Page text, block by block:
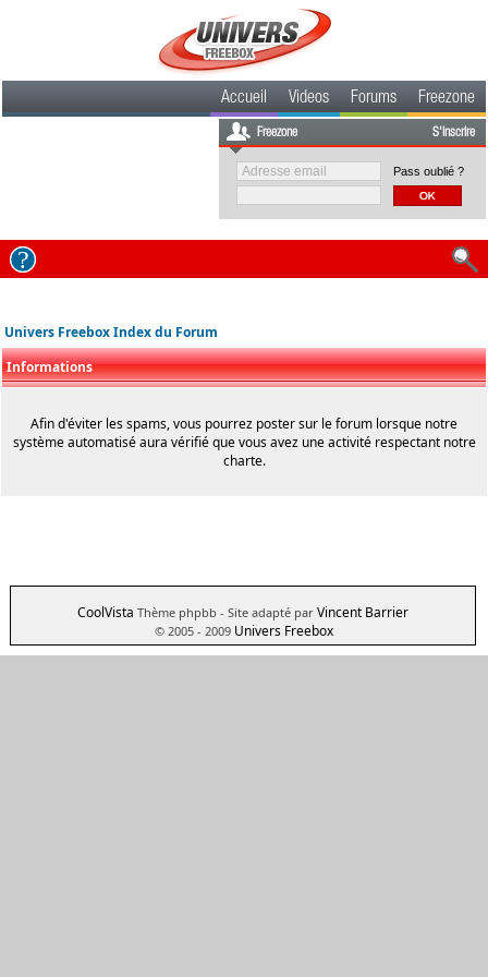
Accueil Videos Forums Freezone
Freezone S'inscrire
Pass oublié ?
Univers Freebox Index du Forum
Informations
Afin d'éviter les spams, vous pourrez poster sur le forum lorsque notre
système automatisé aura vérifié que vous avez une activité respectant notre
charte.
CoolVista Thème phpbb - Site adapté par Vincent Barrier
© 2005 - 2009 Univers Freebox